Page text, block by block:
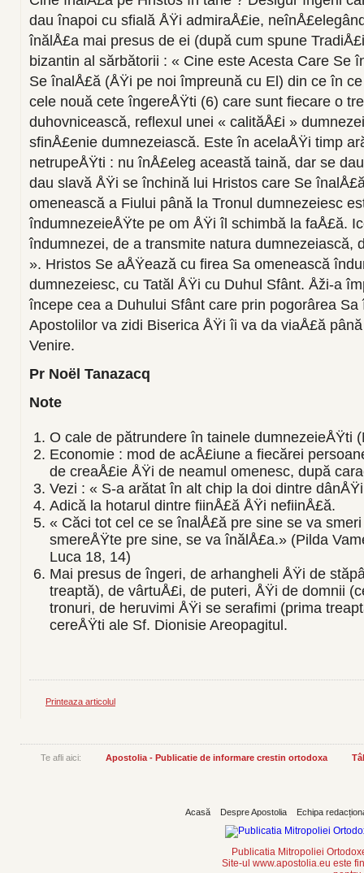
dau înapoi cu sfială ÅŸi admiraÅ£ie,
înălÅ£a mai presus de ei (după cum spune
bizantin al sărbătorii : « Cine este Acesta Care Se
Se înalÅ£ă (ÅŸi pe noi împreună cu El) din ce în
cele nouă cete îngereÅŸti (6) care sunt fiecare o
duhovnicească, reflexul unei « calităÅ£i »
sfinÅ£enie dumnezeiască. Este în acelaÅŸi timp
netrupeÅŸti : nu înÅ£eleg această taină, dar se
dau slavă ÅŸi se închină lui Hristos care Se
omenească a Fiului până la Tronul dumnezeiesc
îndumnezeieÅŸte pe om ÅŸi îl schimbă la faÅ£ă.
îndumnezei, de a transmite natura dumnezeiască,
». Hristos Se aÅŸează cu firea Sa omenească
dumnezeiesc, cu Tatăl ÅŸi cu Duhul Sfânt. Åži-a
începe cea a Duhului Sfânt care prin pogorârea
Apostolilor va zidi Biserica ÅŸi îi va da viaÅ£ă
Venire.
Pr Noël Tanazacq
Note
O cale de pătrundere în tainele dumnezeieÅŸti
Economie : mod de acÅ£iune a fiecărei
de creaÅ£ie ÅŸi de neamul omenesc, după
Vezi : « S-a arătat în alt chip la doi dintre
Adică la hotarul dintre fiinÅ£ă ÅŸi nefiinÅ£ă.
« Căci tot cel ce se înalÅ£ă pre sine se va
smereÅŸte pre sine, se va înălÅ£a.» (Pilda
Luca 18, 14)
Mai presus de îngeri, de arhangheli ÅŸi de
treaptă), de vârtuÅ£i, de puteri, ÅŸi de domnii
tronuri, de heruvimi ÅŸi se serafimi (prima
cereÅŸti ale Sf. Dionisie Areopagitul.
Printeaza articolul
Te afli aici: Apostolia - Publicatie de informare crestin ortodoxa
Acasă Despre Apostolia Echipa
Publicatia Mitropoliei
Site-ul www.apostolia.eu este